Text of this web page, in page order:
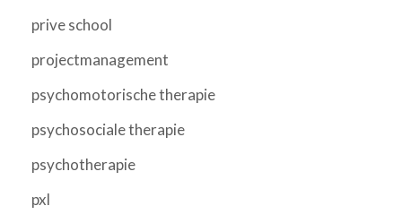
prive school
projectmanagement
psychomotorische therapie
psychosociale therapie
psychotherapie
pxl